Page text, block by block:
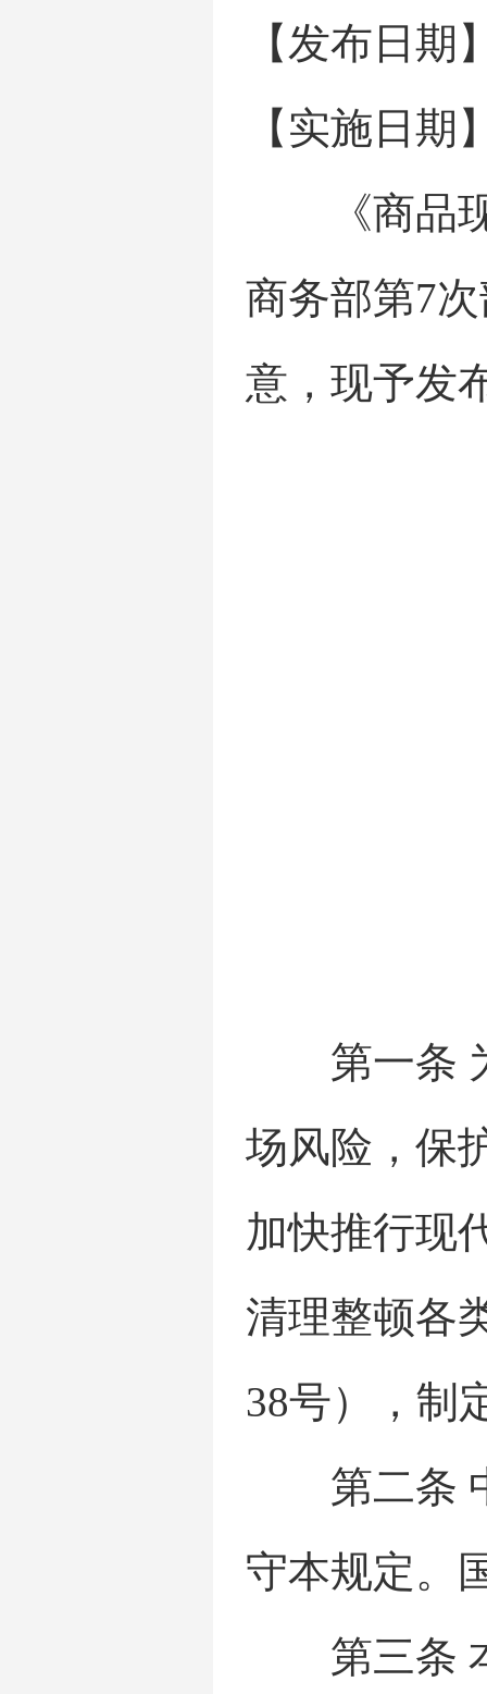
【发布日期
【实施日期
《商品现
商务部第7
意，现予发
第一条 为
场风险，保
加快推行现
清理整顿各
38号），制
第二条 中
守本规定。
第三条 本